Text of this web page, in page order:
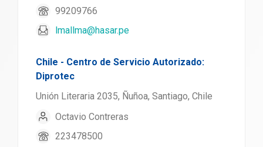
99209766
lmallma@hasar.pe
Chile - Centro de Servicio Autorizado:
Diprotec
Unión Literaria 2035, Ñuñoa, Santiago, Chile
Octavio Contreras
223478500